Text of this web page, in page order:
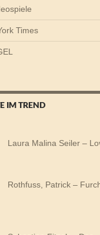
Times
IM TREND
Laura Malina Seiler –
Rothfuss, Patrick –